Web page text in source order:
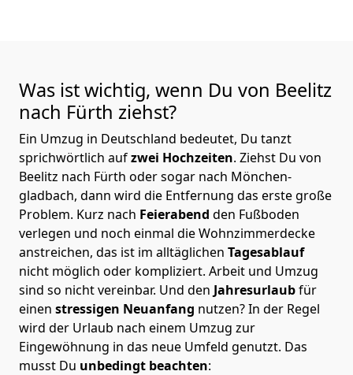
Was ist wichtig, wenn Du von Beelitz
nach Fürth ziehst?
Ein Umzug in Deutschland bedeutet, Du tanzt
sprichwörtlich aufzwei Hochzeiten. Ziehst Du von
Beelitz nach Fürth oder sogar nach Mönchen­
gladbach, dann wird die Entfernung das erste große
Problem. Kurz nach Feierabend den Fußboden
verlegen und noch einmal die Wohnzimmerdecke
anstreichen, das ist im alltäglichen Tagesablauf
nicht möglich oder kompliziert. Arbeit und Umzug
sind so nicht vereinbar. Und den Jahresurlaubfür
einen stressigen Neuanfang nutzen? In der Regel
wird der Urlaub nach einem Umzug zur
Eingewöhnung in das neue Umfeld genutzt. Das
musst Du unbedingt beachten: